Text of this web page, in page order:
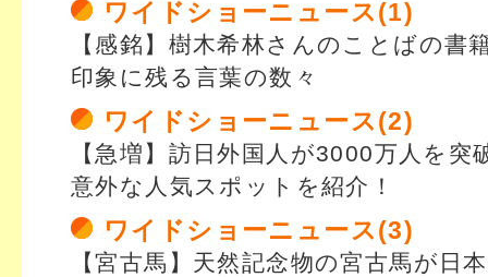
ワイドショーニュース(1)
【感銘】樹木希林さんのことばの書
印象に残る言葉の数々
ワイドショーニュース(2)
【急増】訪日外国人が3000万人を突
意外な人気スポットを紹介！
ワイドショーニュース(3)
【宮古馬】天然記念物の宮古馬が日